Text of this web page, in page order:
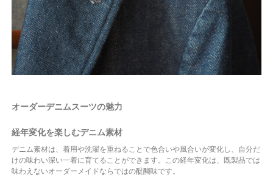
オーダーデニムスーツの魅力
経年変化を楽しむデニム素材
デニム素材は、着用や洗濯を重ねることで色合いや風合いが変化し、自分だ
けの味わい深い一着に育てることができます。この経年変化は、既製品では
味わえないオーダーメイドならではの醍醐味です。